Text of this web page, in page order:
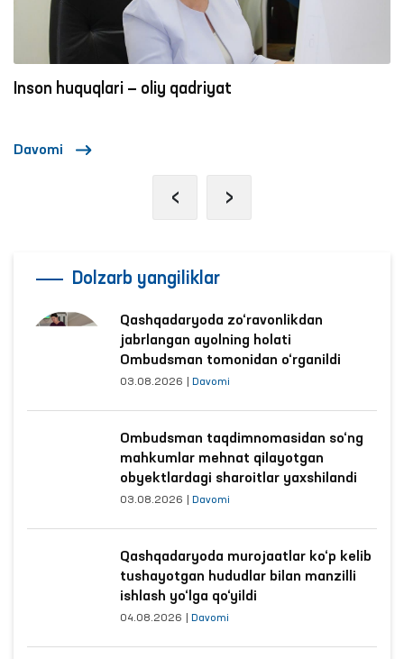
Inson huquqlari — oliy qadriyat
Davomi
‹ ›
Dolzarb yangiliklar
Qashqadaryoda zo‘ravonlikdan
jabrlangan ayolning holati
Ombudsman tomonidan o‘rganildi
03.08.2026 Davomi
Ombudsman taqdimnomasidan so‘ng
mahkumlar mehnat qilayotgan
obyektlardagi sharoitlar yaxshilandi
03.08.2026 Davomi
Qashqadaryoda murojaatlar ko‘p kelib
tushayotgan hududlar bilan manzilli
ishlash yo‘lga qo‘yildi
04.08.2026 Davomi